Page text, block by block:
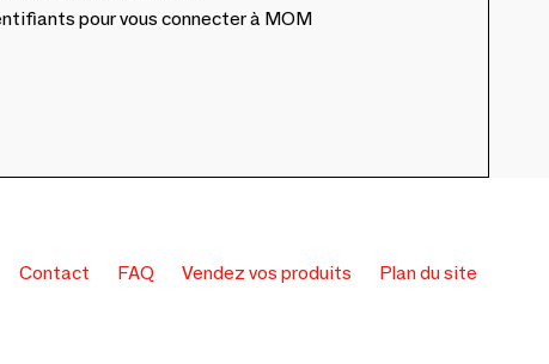
pour vous connecter à MOM
Contact FAQ Vendez vos produits Plan du site